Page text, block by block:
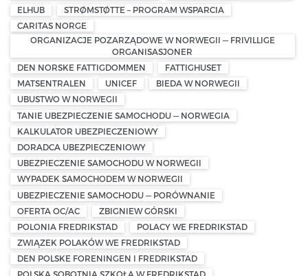
ELHUB
STRØMSTØTTE – PROGRAM WSPARCIA
CARITAS NORGE
ORGANIZACJE POZARZĄDOWE W NORWEGII — FRIVILLIGE
ORGANISASJONER
DEN NORSKE FATTIGDOMMEN
FATTIGHUSET
MATSENTRALEN
UNICEF
BIEDA W NORWEGII
UBUSTWO W NORWEGII
TANIE UBEZPIECZENIE SAMOCHODU — NORWEGIA
KALKULATOR UBEZPIECZENIOWY
DORADCA UBEZPIECZENIOWY
UBEZPIECZENIE SAMOCHODU W NORWEGII
WYPADEK SAMOCHODEM W NORWEGII
UBEZPIECZENIE SAMOCHODU — PORÓWNANIE
OFERTA OC/AC
ZBIGNIEW GÓRSKI
POLONIA FREDRIKSTAD
POLACY WE FREDRIKSTAD
ZWIĄZEK POLAKÓW WE FREDRIKSTAD
DEN POLSKE FORENINGEN I FREDRIKSTAD